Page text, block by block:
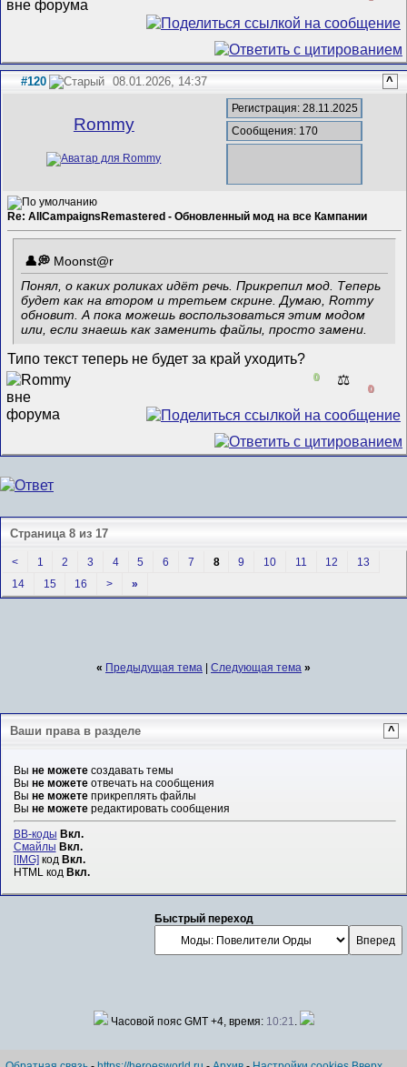
#120 08.01.2026, 14:37 ^
Rommy
Регистрация: 28.11.2025
Сообщения: 170
Re: AllCampaignsRemastered - Обновленный мод на все Кампании
Mооnst@r
Понял, о каких роликах идёт речь. Прикрепил мод. Теперь
будет как на втором и третьем скрине. Думаю, Rommy
обновит. А пока можешь воспользоваться этим модом
или, если знаешь как заменить файлы, просто замени.
Типо текст теперь не будет за край уходить?
0 ⚖️
0
Страница 8 из 17
< 1 2 3 4 5 6 7 8 9 10 11 12
13
14
15 16 > »
« Предыдущая тема | Следующая тема »
Ваши права в разделе ^
Вы не можетесоздавать темы
Вы не можетеотвечать на сообщения
Вы не можетеприкреплять файлы
Вы не можетередактировать сообщения
BB-коды Вкл.
Смайлы Вкл.
[IMG] код Вкл.
HTML код Вкл.
Быстрый переход
Часовой пояс GMT +4, время: 10:21.